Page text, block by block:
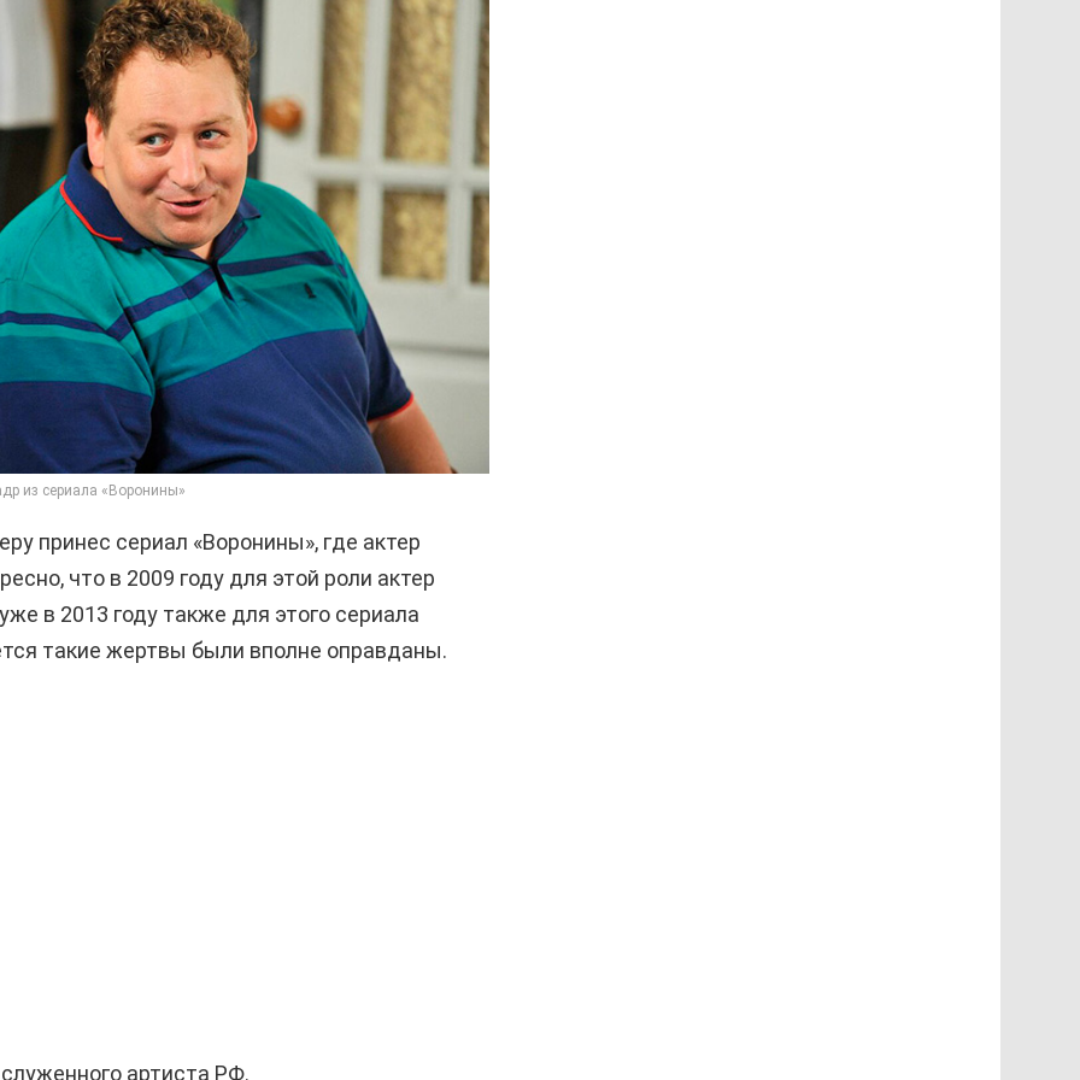
из сериала «Воронины»
принес сериал «Воронины», где актер
что в 2009 году для этой роли актер
в 2013 году также для этого сериала
такие жертвы были вполне оправданы.
артиста РФ.